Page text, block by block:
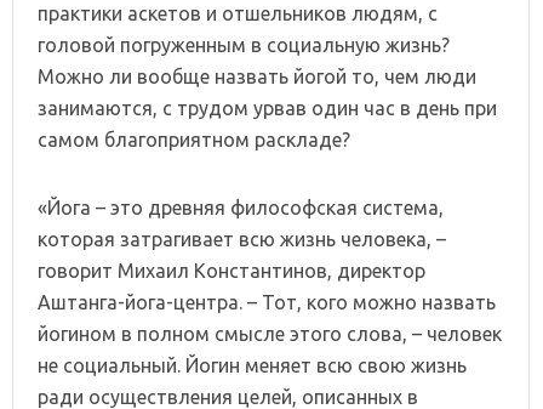
практики аскетов и отшельников людям, с
головой погруженным в социальную жизнь?
Можно ли вообще назвать йогой то, чем люди
занимаются, с трудом урвав один час в день при
самом благоприятном раскладе?
«Йога – это древняя философская система,
которая затрагивает всю жизнь человека, –
говорит Михаил Константинов, директор
Аштанга-йога-центра. – Тот, кого можно назвать
йогином в полном смысле этого слова, – человек
не социальный. Йогин меняет всю свою жизнь
ради осуществления целей, описанных в